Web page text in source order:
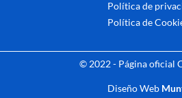
Política de
Política de
© 2022 - Página oficial
Diseño Web